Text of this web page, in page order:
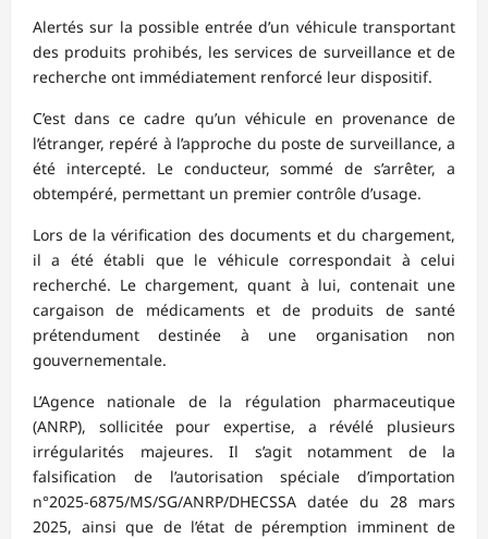
Alertés sur la possible entrée d’un véhicule transportant
des produits prohibés, les services de surveillance et de
recherche ont immédiatement renforcé leur dispositif.
C’est dans ce cadre qu’un véhicule en provenance de
l’étranger, repéré à l’approche du poste de surveillance, a
été intercepté. Le conducteur, sommé de s’arrêter, a
obtempéré, permettant un premier contrôle d’usage.
Lors de la vérification des documents et du chargement,
il a été établi que le véhicule correspondait à celui
recherché. Le chargement, quant à lui, contenait une
cargaison de médicaments et de produits de santé
prétendument destinée à une organisation non
gouvernementale.
L’Agence nationale de la régulation pharmaceutique
(ANRP), sollicitée pour expertise, a révélé plusieurs
irrégularités majeures. Il s’agit notamment de la
falsification de l’autorisation spéciale d’importation
n°2025-6875/MS/SG/ANRP/DHECSSA datée du 28 mars
2025, ainsi que de l’état de péremption imminent de